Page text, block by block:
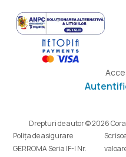
Drepturi de autor © 2026
Polița de asigurare
GERROMA Seria IF-I Nr.